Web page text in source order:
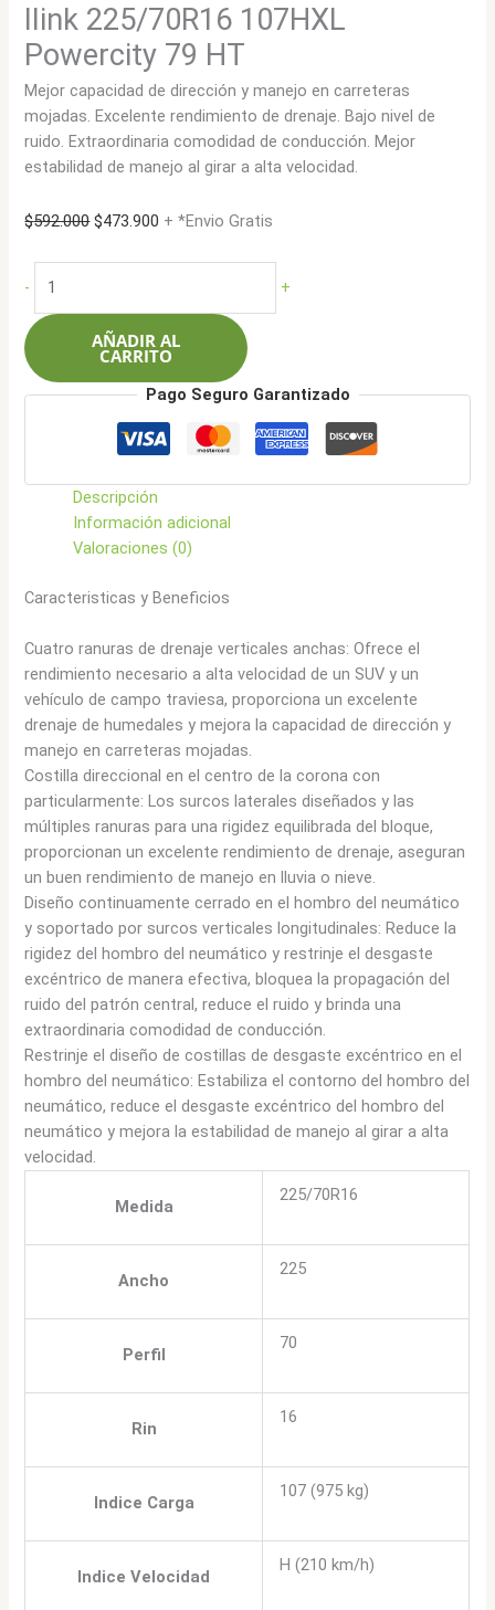
Ilink 225/70R16 107HXL
Powercity 79 HT
Mejor capacidad de dirección y manejo en carreteras
mojadas. Excelente rendimiento de drenaje. Bajo nivel de
ruido. Extraordinaria comodidad de conducción. Mejor
estabilidad de manejo al girar a alta velocidad.
$592.000El
$473.900 El
$473.900.
+ *Envio Gratis
-
225/70R16
107HXL
Powercity
79
HT
+
AÑADIR AL
CARRITO
Pago Seguro Garantizado
Descripción
Información adicional
Valoraciones (0)
Caracteristicas y Beneficios
Cuatro ranuras de drenaje verticales anchas: Ofrece el
rendimiento necesario a alta velocidad de un SUV y un
vehículo de campo traviesa, proporciona un excelente
drenaje de humedales y mejora la capacidad de dirección y
manejo en carreteras mojadas.
Costilla direccional en el centro de la corona con
particularmente: Los surcos laterales diseñados y las
múltiples ranuras para una rigidez equilibrada del bloque,
proporcionan un excelente rendimiento de drenaje, aseguran
un buen rendimiento de manejo en lluvia o nieve.
Diseño continuamente cerrado en el hombro del neumático
y soportado por surcos verticales longitudinales: Reduce la
rigidez del hombro del neumático y restrinje el desgaste
excéntrico de manera efectiva, bloquea la propagación del
ruido del patrón central, reduce el ruido y brinda una
extraordinaria comodidad de conducción.
Restrinje el diseño de costillas de desgaste excéntrico en el
hombro del neumático: Estabiliza el contorno del hombro del
neumático, reduce el desgaste excéntrico del hombro del
neumático y mejora la estabilidad de manejo al girar a alta
velocidad.
Medida
225/70R16
Ancho
225
Perfil
70
Rin
16
Indice Carga
107 (975 kg)
Indice Velocidad
H (210 km/h)